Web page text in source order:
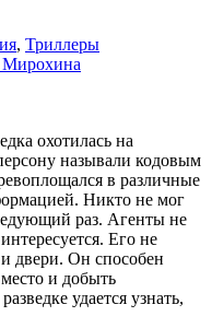
, Триллеры
охотилась на
называли кодовым
в различные
Никто не мог
раз. Агенты не
Его не
двери. Он способен
и добыть
удается узнать,